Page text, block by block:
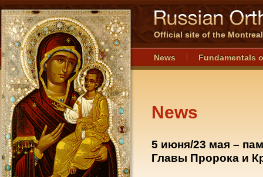
Official site of the
News Fundamentals
News
5 июня/23 мая –
Главы Пророка и